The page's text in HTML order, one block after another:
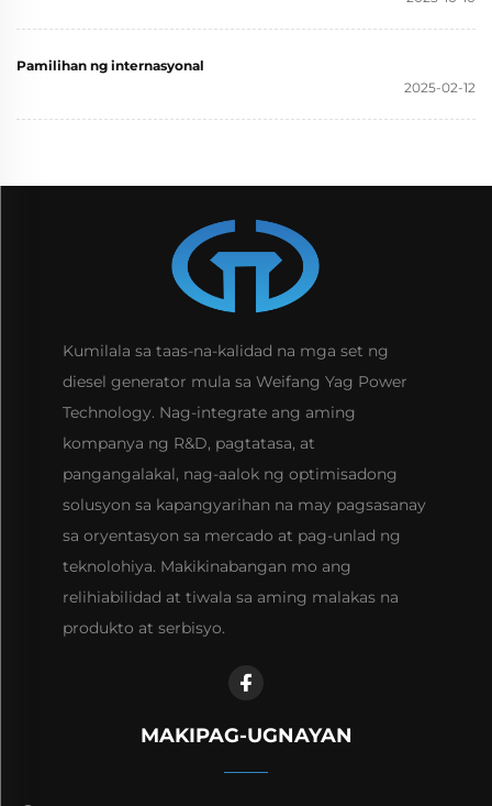
Pamilihan ng internasyonal
2025-02-12
Kumilala sa taas-na-kalidad na mga set ng
diesel generator mula sa Weifang Yag Power
Technology. Nag-integrate ang aming
kompanya ng R&D, pagtatasa, at
pangangalakal, nag-aalok ng optimisadong
solusyon sa kapangyarihan na may pagsasanay
sa oryentasyon sa mercado at pag-unlad ng
teknolohiya. Makikinabangan mo ang
relihiabilidad at tiwala sa aming malakas na
produkto at serbisyo.
MAKIPAG-UGNAYAN